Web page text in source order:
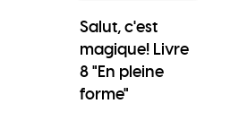
Salut, c'est
magique! Livre
8 "En pleine
forme"